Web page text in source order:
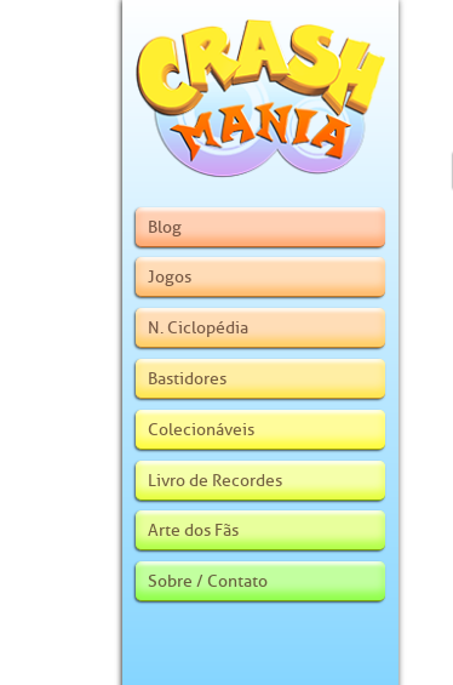
Blog
Jogos
N. Ciclopédia
Bastidores
Colecionáveis
Livro de Recordes
Arte dos Fãs
Sobre / Contato